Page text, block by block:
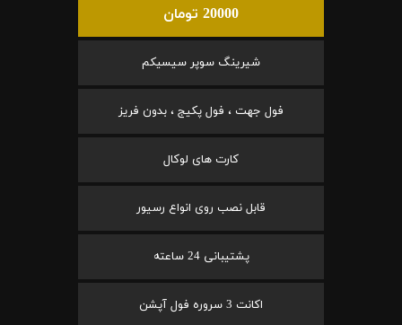
20000 تومان
شیرینگ سوپر سیسیکم
فول جهت ، فول پکیج ، بدون فریز
کارت های لوکال
قابل نصب روی انواع رسیور
پشتیبانی 24 ساعته
اکانت 3 سروره فول آپشن